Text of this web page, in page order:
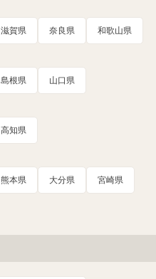
滋賀県 奈良県 和歌山県
島根県 山口県
高知県
熊本県 大分県 宮崎県